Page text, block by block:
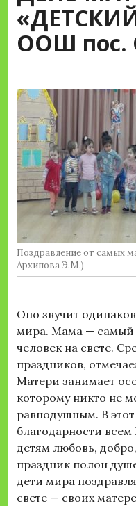
ООШ пос.
Поздравление от самых
Архипова Э.М.)
Оно звучит
мира. Мама —
человек на свете.
праздников,
Матери занимает
которому никто не
равнодушным. В этот
благодарности
детям любовь,
праздник полон
дети мира
свете — своих